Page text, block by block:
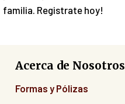
familia. Registrate hoy!
Acerca de Nosotros
Formas y Pólizas